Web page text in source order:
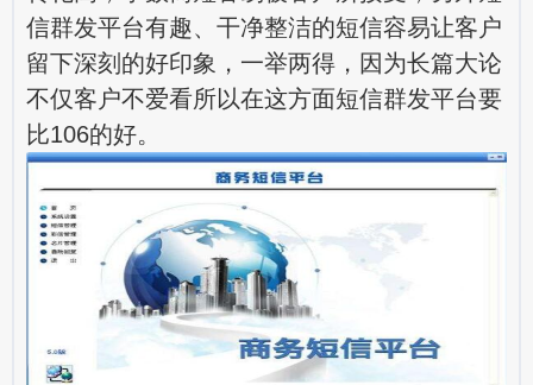
信群发平台有趣、干净整洁的短信容易让客户
留下深刻的好印象，一举两得，因为长篇大论
不仅客户不爱看所以在这方面短信群发平台要
比106的好。